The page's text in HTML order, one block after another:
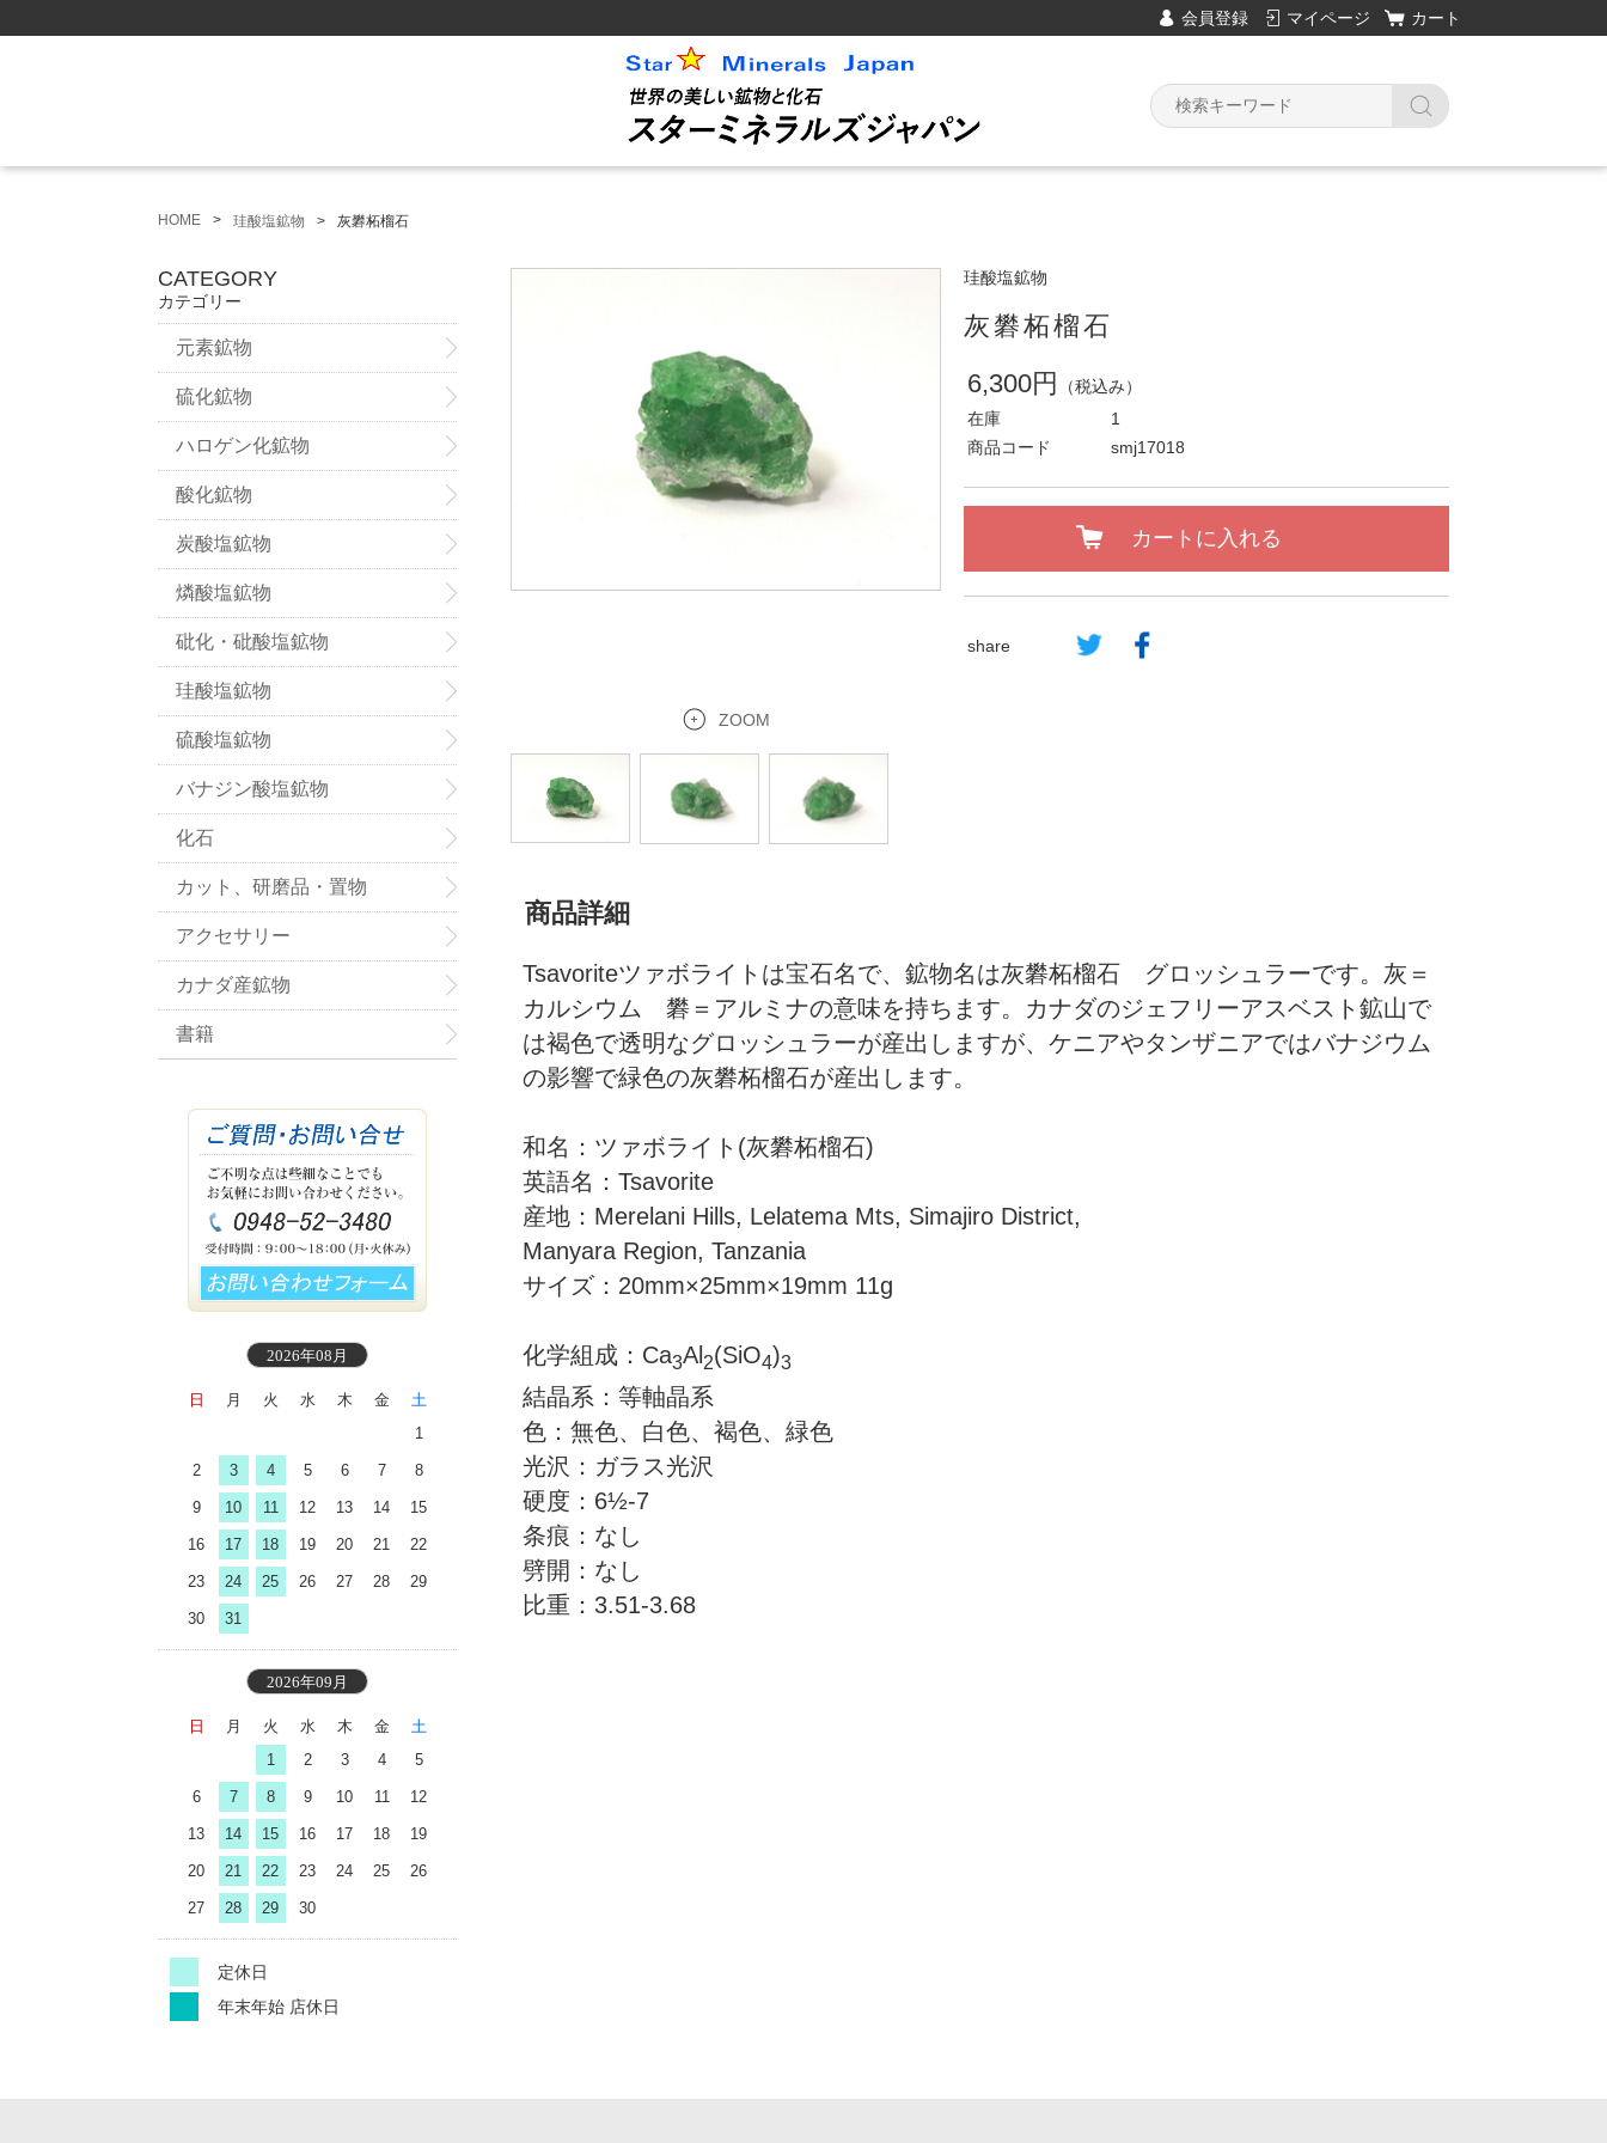
会員登録 マイページ カート
HOME 珪酸塩鉱物 灰礬柘榴石
ZOOM
珪酸塩鉱物
灰礬柘榴石
6,300円
（税込み）
在庫
1
商品コード
smj17018
カートに入れる
share
商品詳細
Tsavoriteツァボライトは宝石名で、鉱物名は灰礬柘榴石 グロッシュラーです。灰＝
カルシウム 礬＝アルミナの意味を持ちます。カナダのジェフリーアスベスト鉱山で
は褐色で透明なグロッシュラーが産出しますが、ケニアやタンザニアではバナジウム
の影響で緑色の灰礬柘榴石が産出します。
和名：ツァボライト(灰礬柘榴石)
英語名：Tsavorite
産地：Merelani Hills, Lelatema Mts, Simajiro District,
Manyara Region, Tanzania
サイズ：20mm×25mm×19mm 11g
化学組成：Ca3Al 2(SiO4)3
結晶系：等軸晶系
色：無色、白色、褐色、緑色
光沢：ガラス光沢
硬度：6½-7
条痕：なし
劈開：なし
比重：3.51-3.68
CATEGORY
カテゴリー
元素鉱物
硫化鉱物
ハロゲン化鉱物
酸化鉱物
炭酸塩鉱物
燐酸塩鉱物
砒化・砒酸塩鉱物
珪酸塩鉱物
硫酸塩鉱物
バナジン酸塩鉱物
化石
カット、研磨品・置物
アクセサリー
カナダ産鉱物
書籍
2026年08月
日 月 火 水 木 金
土
1
2 3 4 5 6 7 8
9 10 11 12 13 14 15
16 17 18 19 20 21 22
23 24 25 26 27 28 29
30 31
2026年09月
日 月 火 水 木 金
土
1
2 3 4 5
6 7 8 9 10 11 12
13 14 15 16 17 18 19
20 21 22 23 24 25 26
27 28 29 30
定休日
年末年始 店休日